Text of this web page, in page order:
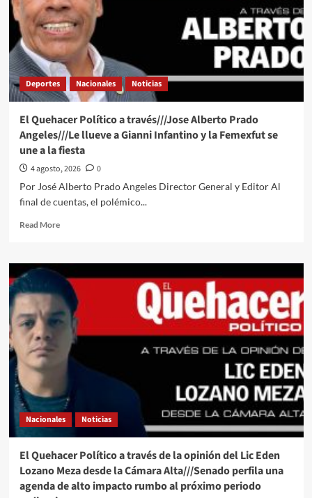
un
Poco
a
través
de
la
opinión
del
Abel
Jiménez
Hernandez///Después
del
el
verdadero
apenas
Deportes Nacionales Noticias
El Quehacer Político a través///Jose Alberto Prado
Angeles///Le llueve a Gianni Infantino y la Femexfut se
une a la fiesta
4 agosto, 2026
0
Por José Alberto Prado Angeles Director General y Editor Al
final de cuentas, el polémico...
Read MoreRead
El
Quehacer
Político
a
través///Jose
Alberto
Prado
Angeles///Le
Gianni
Infantino
y
se
une
a
Nacionales Noticias
El Quehacer Político a través de la opinión del Lic Eden
Lozano Meza desde la Cámara Alta///Senado perfila una
agenda de alto impacto rumbo al próximo periodo